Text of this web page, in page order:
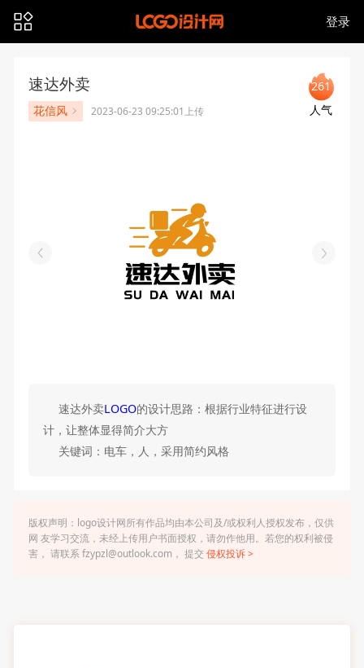
登录
速达外卖
花信风 2023-06-23 09:25:01上传
261
人气
速达外卖LOGO的设计思路：根据行业特征进行设
计，让整体显得简介大方
关键词：电车，人，采用简约风格
版权声明：logo设计网所有作品均由本公司及/或权利人授权发布，仅供
网 友学习交流，未经上传用户书面授权，请勿作他用。若您的权利被侵
害， 请联系 fzypzl@outlook.com， 提交 侵权投诉 >